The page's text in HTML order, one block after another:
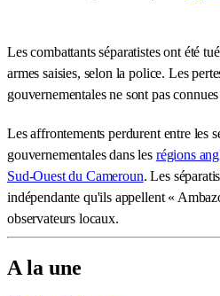
Les combattants séparatistes ont été
armes saisies, selon la police. Les
gouvernementales ne sont pas
Les affrontements perdurent entre les
gouvernementales dans les régions
Sud-Ouest du Cameroun. Les
indépendante qu'ils appellent «
observateurs locaux.
A la une